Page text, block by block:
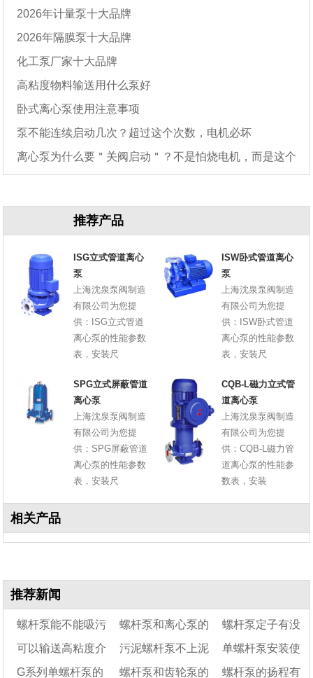
2026年计量泵十大品牌
2026年隔膜泵十大品牌
化工泵厂家十大品牌
高粘度物料输送用什么泵好
卧式离心泵使用注意事项
泵不能连续启动几次？超过这个次数，电机必坏
离心泵为什么要＂关阀启动＂？不是怕烧电机，而是这个
推荐产品
ISG立式管道离心
泵
上海沈泉泵阀制造
有限公司为您提
供：ISG立式管道
离心泵的性能参数
表，安装尺
ISW卧式管道离心
泵
上海沈泉泵阀制造
有限公司为您提
供：ISW卧式管道
离心泵的性能参数
表，安装尺
SPG立式屏蔽管道
离心泵
上海沈泉泵阀制造
有限公司为您提
供：SPG屏蔽管道
离心泵的性能参数
表，安装尺
CQB-L磁力立式管
道离心泵
上海沈泉泵阀制造
有限公司为您提
供：CQB-L磁力管
道离心泵的性能参
数表，安装
相关产品
推荐新闻
螺杆泵能不能吸污 螺杆泵和离心泵的
区别
螺杆泵定子有没
有正反
可以输送高粘度介
质的泵有哪些?
污泥螺杆泵不上泥
是什么故障
单螺杆泵安装使
用注意事项
G系列单螺杆泵的 螺杆泵和齿轮泵的 螺杆泵的扬程有